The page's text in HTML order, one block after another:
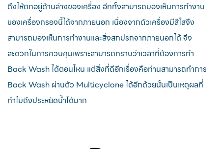
ดึงให้ตกอยู่ด้านล่างของเครื่อง อีกทั้งสามารถมองเห็นการทำงาน
ของเครื่องกรองนี้ได้จากภายนอก เนื่องจากตัวเครื่องมีสีใสจึง
สามารถมองเห็นการทำงานและสิ่งสกปรกจากภายนอกได้ จึง
สะดวกในการควบคุมเพราะสามารถทราบว่าเวลาที่ต้องการทำ
Back Wash ได้ตอนไหน แต่สิ่งที่ดีอีกเรื่องคือท่านสามารถทำการ
Back Wash ผ่านตัว Multicyclone ได้อีกด้วยนั้นเป็นเหตุผลที่
ทำไมถึงประหยัดน้ำได้มาก